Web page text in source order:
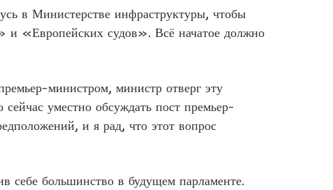
в Министерстве инфраструктуры, чтобы
и «Европейских судов». Всё начатое должно
министром, министр отверг эту
уместно обсуждать пост премьер-
и я рад, что этот вопрос
себе большинство в будущем парламенте.